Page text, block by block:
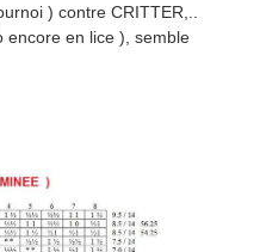
) contre CRITTER,..
encore en lice ), semble